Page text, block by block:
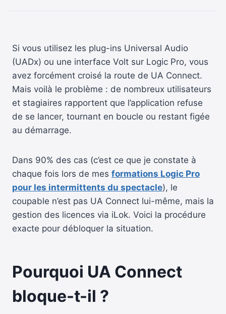
Si vous utilisez les plug-ins Universal Audio
(UADx) ou une interface Volt sur Logic Pro, vous
avez forcément croisé la route de UA Connect.
Mais voilà le problème : de nombreux utilisateurs
et stagiaires rapportent que l’application refuse
de se lancer, tournant en boucle ou restant figée
au démarrage.
Dans 90% des cas (c’est ce que je constate à
chaque fois lors de mes formations Logic Pro
pour les intermittents du spectacle), le
coupable n’est pas UA Connect lui-même, mais la
gestion des licences via iLok. Voici la procédure
exacte pour débloquer la situation.
Pourquoi UA Connect
bloque-t-il ?